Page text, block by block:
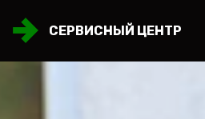
СЕРВИСНЫЙ ЦЕНТР